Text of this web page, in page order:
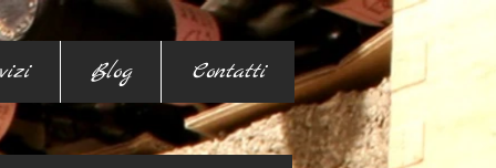
Blog Contatti